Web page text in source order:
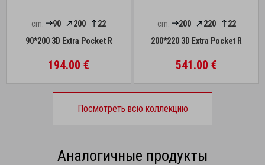
cm: 90 200
22
90*200 3D Extra Pocket R
194.00 €
cm: 200 220
22
200*220 3D Extra Pocket R
541.00 €
Посмотреть всю коллекцию
Аналогичные продукты